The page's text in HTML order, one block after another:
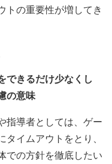
トの重要性が増してき
できるだけ少なくし
の意味
指導者としては、ゲー
イムアウトをとり、
での方針を徹底したい